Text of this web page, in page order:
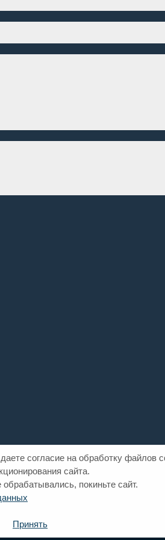
согласие на обработку файлов
сайта.
покиньте сайт.
Принять